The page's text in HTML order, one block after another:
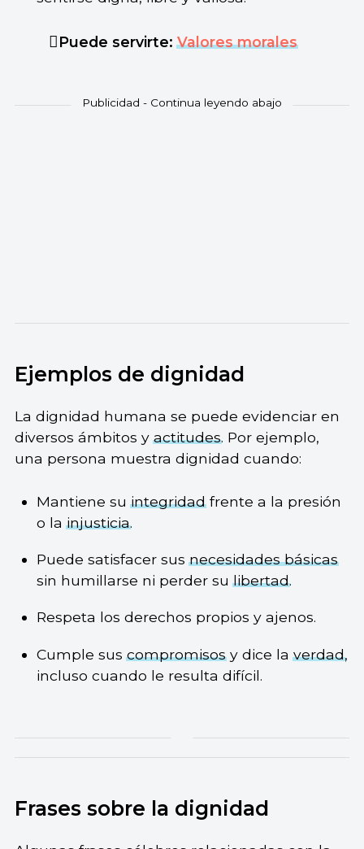
Puede servirte:Valores morales
Ejemplos de dignidad
La dignidad humana se puede evidenciar en
diversos ámbitos yactitudes. Por ejemplo,
una persona muestra dignidad cuando:
Mantiene suintegridadfrente a la presión
o lainjusticia.
Puede satisfacer susnecesidades básicas
sin humillarse ni perder sulibertad.
Respeta los derechos propios y ajenos.
Cumple suscompromisosy dice laverdad,
incluso cuando le resulta difícil.
Frases sobre la dignidad